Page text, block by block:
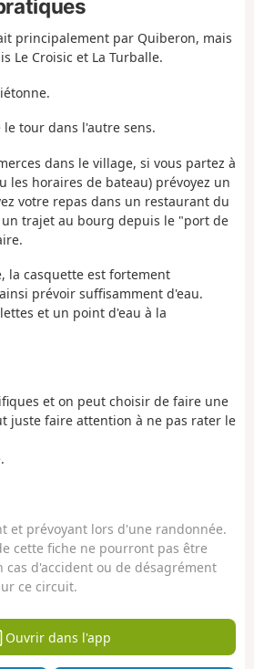
principalement par Quiberon, mais
Le Croisic et La Turballe.
tour dans l'autre sens.
dans le village, si vous partez à
les horaires de bateau) prévoyez un
votre repas dans un restaurant du
trajet au bourg depuis le "port de
la casquette est fortement
prévoir suffisamment d'eau.
et un point d'eau à la
et on peut choisir de faire une
juste faire attention à ne pas rater le
et prévoyant lors d'une randonnée.
cette fiche ne pourront pas être
cas d'accident ou de désagrément
ce circuit.
Ouvrir dans l'app